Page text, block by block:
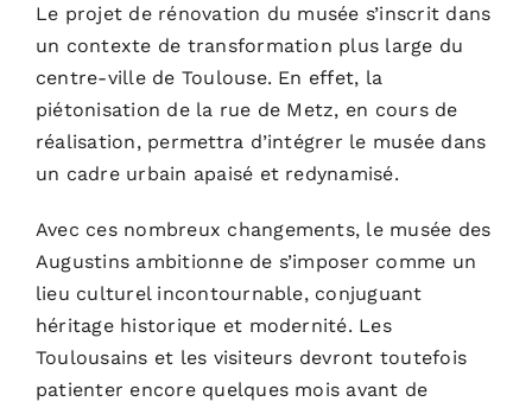
Le projet de rénovation du musée s’inscrit dans
un contexte de transformation plus large du
centre-ville de Toulouse. En effet, la
piétonisation de la rue de Metz, en cours de
réalisation, permettra d’intégrer le musée dans
un cadre urbain apaisé et redynamisé.
Avec ces nombreux changements, le musée des
Augustins ambitionne de s’imposer comme un
lieu culturel incontournable, conjuguant
héritage historique et modernité. Les
Toulousains et les visiteurs devront toutefois
patienter encore quelques mois avant de